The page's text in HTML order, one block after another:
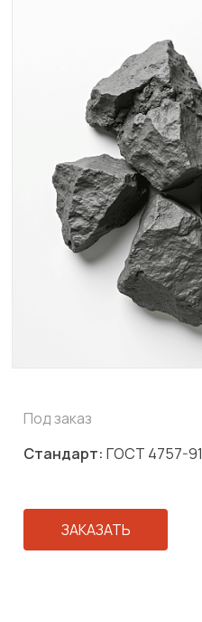
Под заказ
Стандарт: ГОСТ 4757-91
ЗАКАЗАТЬ